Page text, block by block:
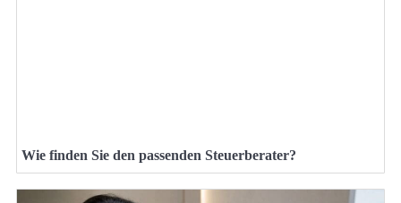
Wie finden Sie den passenden Steuerberater?